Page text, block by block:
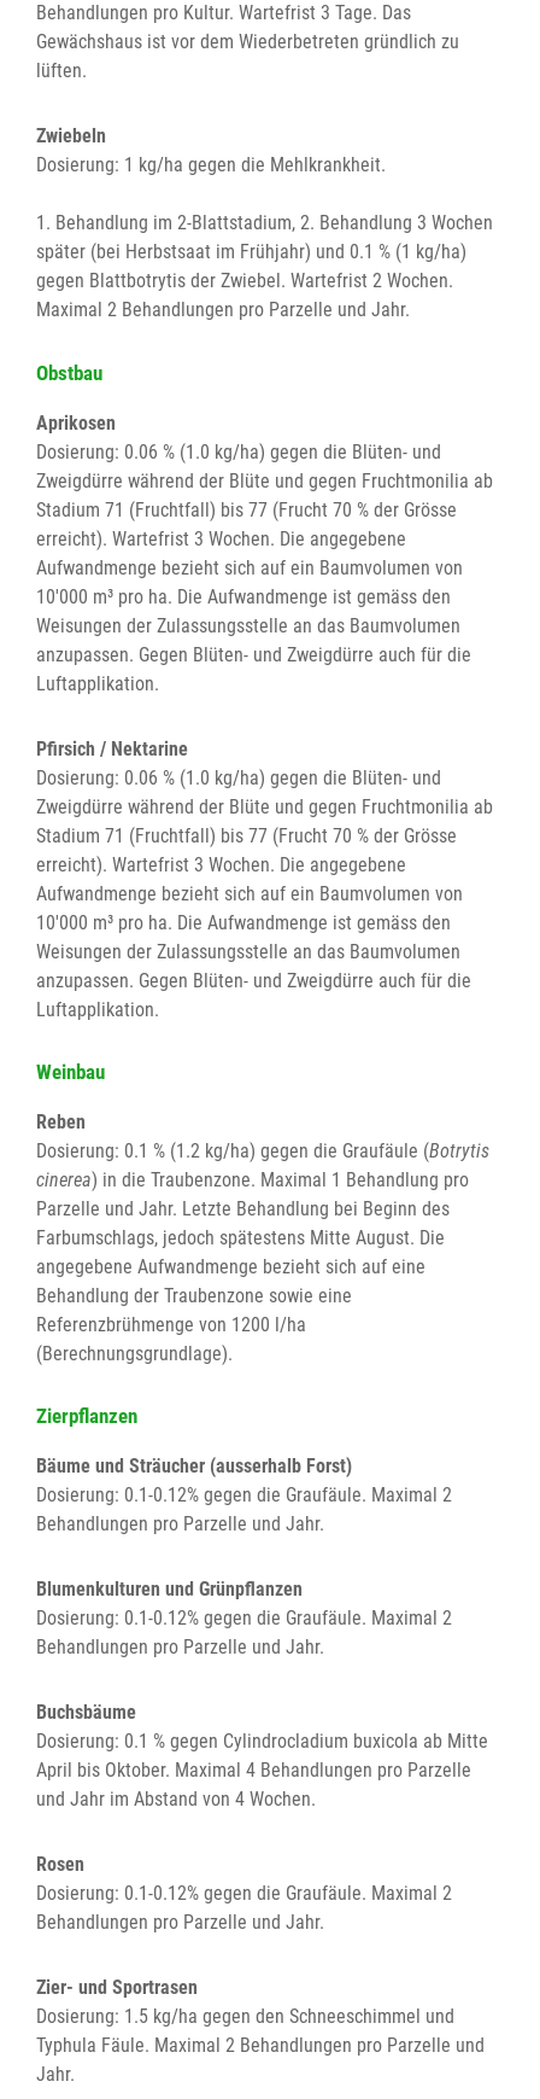
Behandlungen pro Kultur. Wartefrist 3 Tage. Das
Gewächshaus ist vor dem Wiederbetreten gründlich zu
lüften.
Zwiebeln
Dosierung: 1 kg/ha gegen die Mehlkrankheit.
1. Behandlung im 2-Blattstadium, 2. Behandlung 3 Wochen
später (bei Herbstsaat im Frühjahr) und 0.1 % (1 kg/ha)
gegen Blattbotrytis der Zwiebel. Wartefrist 2 Wochen.
Maximal 2 Behandlungen pro Parzelle und Jahr.
Obstbau
Aprikosen
Dosierung: 0.06 % (1.0 kg/ha) gegen die Blüten- und
Zweigdürre während der Blüte und gegen Fruchtmonilia ab
Stadium 71 (Fruchtfall) bis 77 (Frucht 70 % der Grösse
erreicht). Wartefrist 3 Wochen. Die angegebene
Aufwandmenge bezieht sich auf ein Baumvolumen von
10'000 m³ pro ha. Die Aufwandmenge ist gemäss den
Weisungen der Zulassungsstelle an das Baumvolumen
anzupassen. Gegen Blüten- und Zweigdürre auch für die
Luftapplikation.
Pfirsich / Nektarine
Dosierung: 0.06 % (1.0 kg/ha) gegen die Blüten- und
Zweigdürre während der Blüte und gegen Fruchtmonilia ab
Stadium 71 (Fruchtfall) bis 77 (Frucht 70 % der Grösse
erreicht). Wartefrist 3 Wochen. Die angegebene
Aufwandmenge bezieht sich auf ein Baumvolumen von
10'000 m³ pro ha. Die Aufwandmenge ist gemäss den
Weisungen der Zulassungsstelle an das Baumvolumen
anzupassen. Gegen Blüten- und Zweigdürre auch für die
Luftapplikation.
Weinbau
Reben
Dosierung: 0.1 % (1.2 kg/ha) gegen die Graufäule (Botrytis
cinerea) in die Traubenzone. Maximal 1 Behandlung pro
Parzelle und Jahr. Letzte Behandlung bei Beginn des
Farbumschlags, jedoch spätestens Mitte August. Die
angegebene Aufwandmenge bezieht sich auf eine
Behandlung der Traubenzone sowie eine
Referenzbrühmenge von 1200 l/ha
(Berechnungsgrundlage).
Zierpflanzen
Bäume und Sträucher (ausserhalb Forst)
Dosierung: 0.1-0.12% gegen die Graufäule. Maximal 2
Behandlungen pro Parzelle und Jahr.
Blumenkulturen und Grünpflanzen
Dosierung: 0.1-0.12% gegen die Graufäule. Maximal 2
Behandlungen pro Parzelle und Jahr.
Buchsbäume
Dosierung: 0.1 % gegen Cylindrocladium buxicola ab Mitte
April bis Oktober. Maximal 4 Behandlungen pro Parzelle
und Jahr im Abstand von 4 Wochen.
Rosen
Dosierung: 0.1-0.12% gegen die Graufäule. Maximal 2
Behandlungen pro Parzelle und Jahr.
Zier- und Sportrasen
Dosierung: 1.5 kg/ha gegen den Schneeschimmel und
Typhula Fäule. Maximal 2 Behandlungen pro Parzelle und
Jahr.